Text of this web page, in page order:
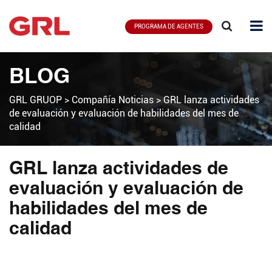
PROGRAMA DE AGENTES
BLOG
GRL GRUOP > Compañía Noticias >GRL lanza actividades
de evaluación y evaluación de habilidades del mes de
calidad
GRL lanza actividades de
evaluación y evaluación de
habilidades del mes de
calidad